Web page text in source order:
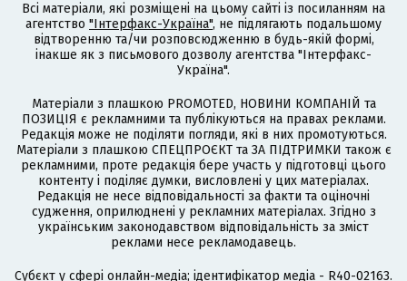
Всі матеріали, які розміщені на цьому сайті із посиланням на
агентство "Інтерфакс-Україна", не підлягають подальшому
відтворенню та/чи розповсюдженню в будь-якій формі,
інакше як з письмового дозволу агентства "Інтерфакс-
Україна".
Матеріали з плашкою PROMOTED, НОВИНИ КОМПАНІЙ та
ПОЗИЦІЯ є рекламними та публікуються на правах реклами.
Редакція може не поділяти погляди, які в них промотуються.
Матеріали з плашкою СПЕЦПРОЄКТ та ЗА ПІДТРИМКИ також є
рекламними, проте редакція бере участь у підготовці цього
контенту і поділяє думки, висловлені у цих матеріалах.
Редакція не несе відповідальності за факти та оціночні
судження, оприлюднені у рекламних матеріалах. Згідно з
українським законодавством відповідальність за зміст
реклами несе рекламодавець.
Cубєкт у сфері онлайн-медіа; ідентифікатор медіа - R40-02163.